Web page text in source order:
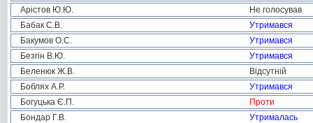
Арістов Ю.Ю.
Не голосував
Бабак С.В.
Утримався
Бакумов О.С.
Утримався
Безгін В.Ю.
Утримався
Беленюк Ж.В.
Відсутній
Боблях А.Р.
Утримався
Богуцька Є.П.
Проти
Бондар Г.В.
Утрималась